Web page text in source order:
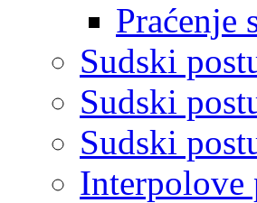
Praćenje
Sudski
Sudski
Sudski
Interpolove